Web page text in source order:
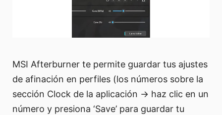
MSI Afterburner te permite guardar tus ajustes
de afinación en perfiles (los números sobre la
sección Clock de la aplicación -> haz clic en un
número y presiona ‘Save’ para guardar tu